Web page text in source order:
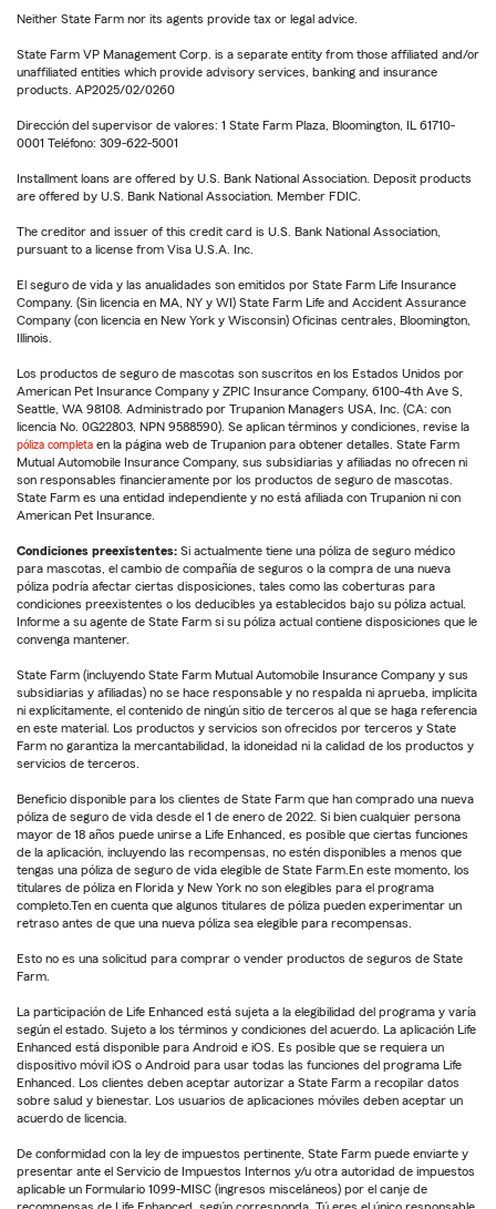
Neither State Farm nor its agents provide tax or legal advice.
State Farm VP Management Corp. is a separate entity from those affiliated and/or
unaffiliated entities which provide advisory services, banking and insurance
products. AP2025/02/0260
Dirección del supervisor de valores: 1 State Farm Plaza, Bloomington, IL 61710-
0001 Teléfono: 309-622-5001
Installment loans are offered by U.S. Bank National Association. Deposit products
are offered by U.S. Bank National Association. Member FDIC.
The creditor and issuer of this credit card is U.S. Bank National Association,
pursuant to a license from Visa U.S.A. Inc.
El seguro de vida y las anualidades son emitidos por State Farm Life Insurance
Company. (Sin licencia en MA, NY y WI) State Farm Life and Accident Assurance
Company (con licencia en New York y Wisconsin) Oficinas centrales, Bloomington,
Illinois.
Los productos de seguro de mascotas son suscritos en los Estados Unidos por
American Pet Insurance Company y ZPIC Insurance Company, 6100-4th Ave S,
Seattle, WA 98108. Administrado por Trupanion Managers USA, Inc. (CA: con
licencia No. 0G22803, NPN 9588590). Se aplican términos y condiciones, revise la
póliza completa en la página web de Trupanion para obtener detalles. State Farm
Mutual Automobile Insurance Company, sus subsidiarias y afiliadas no ofrecen ni
son responsables financieramente por los productos de seguro de mascotas.
State Farm es una entidad independiente y no está afiliada con Trupanion ni con
American Pet Insurance.
Condiciones preexistentes: Si actualmente tiene una póliza de seguro médico
para mascotas, el cambio de compañía de seguros o la compra de una nueva
póliza podría afectar ciertas disposiciones, tales como las coberturas para
condiciones preexistentes o los deducibles ya establecidos bajo su póliza actual.
Informe a su agente de State Farm si su póliza actual contiene disposiciones que le
convenga mantener.
State Farm (incluyendo State Farm Mutual Automobile Insurance Company y sus
subsidiarias y afiliadas) no se hace responsable y no respalda ni aprueba, implícita
ni explícitamente, el contenido de ningún sitio de terceros al que se haga referencia
en este material. Los productos y servicios son ofrecidos por terceros y State
Farm no garantiza la mercantabilidad, la idoneidad ni la calidad de los productos y
servicios de terceros.
Beneficio disponible para los clientes de State Farm que han comprado una nueva
póliza de seguro de vida desde el 1 de enero de 2022. Si bien cualquier persona
mayor de 18 años puede unirse a Life Enhanced, es posible que ciertas funciones
de la aplicación, incluyendo las recompensas, no estén disponibles a menos que
tengas una póliza de seguro de vida elegible de State Farm.En este momento, los
titulares de póliza en Florida y New York no son elegibles para el programa
completo.Ten en cuenta que algunos titulares de póliza pueden experimentar un
retraso antes de que una nueva póliza sea elegible para recompensas.
Esto no es una solicitud para comprar o vender productos de seguros de State
Farm.
La participación de Life Enhanced está sujeta a la elegibilidad del programa y varía
según el estado. Sujeto a los términos y condiciones del acuerdo. La aplicación Life
Enhanced está disponible para Android e iOS. Es posible que se requiera un
dispositivo móvil iOS o Android para usar todas las funciones del programa Life
Enhanced. Los clientes deben aceptar autorizar a State Farm a recopilar datos
sobre salud y bienestar. Los usuarios de aplicaciones móviles deben aceptar un
acuerdo de licencia.
De conformidad con la ley de impuestos pertinente, State Farm puede enviarte y
presentar ante el Servicio de Impuestos Internos y/u otra autoridad de impuestos
aplicable un Formulario 1099-MISC (ingresos misceláneos) por el canje de